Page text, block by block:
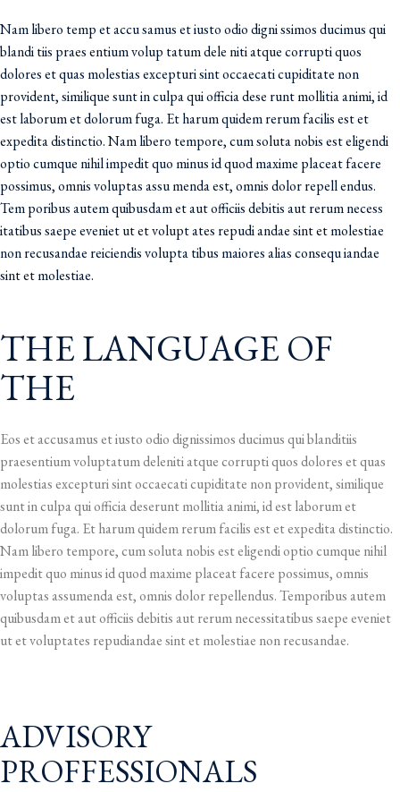
Nam libero temp et accu samus et iusto odio digni ssimos ducimus qui
blandi tiis praes entium volup tatum dele niti atque corrupti quos
dolores et quas molestias excepturi sint occaecati cupiditate non
provident, similique sunt in culpa qui officia dese runt mollitia animi, id
est laborum et dolorum fuga. Et harum quidem rerum facilis est et
expedita distinctio. Nam libero tempore, cum soluta nobis est eligendi
optio cumque nihil impedit quo minus id quod maxime placeat facere
possimus, omnis voluptas assu menda est, omnis dolor repell endus.
Tem poribus autem quibusdam et aut officiis debitis aut rerum necess
itatibus saepe eveniet ut et volupt ates repudi andae sint et molestiae
non recusandae reiciendis volupta tibus maiores alias consequ iandae
sint et molestiae.
THE LANGUAGE OF
THE
Eos et accusamus et iusto odio dignissimos ducimus qui blanditiis
praesentium voluptatum deleniti atque corrupti quos dolores et quas
molestias excepturi sint occaecati cupiditate non provident, similique
sunt in culpa qui officia deserunt mollitia animi, id est laborum et
dolorum fuga. Et harum quidem rerum facilis est et expedita distinctio.
Nam libero tempore, cum soluta nobis est eligendi optio cumque nihil
impedit quo minus id quod maxime placeat facere possimus, omnis
voluptas assumenda est, omnis dolor repellendus. Temporibus autem
quibusdam et aut officiis debitis aut rerum necessitatibus saepe eveniet
ut et voluptates repudiandae sint et molestiae non recusandae.
ADVISORY
PROFFESSIONALS